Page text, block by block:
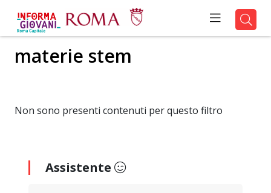
materie stem
Non sono presenti contenuti per questo filtro
Assistente